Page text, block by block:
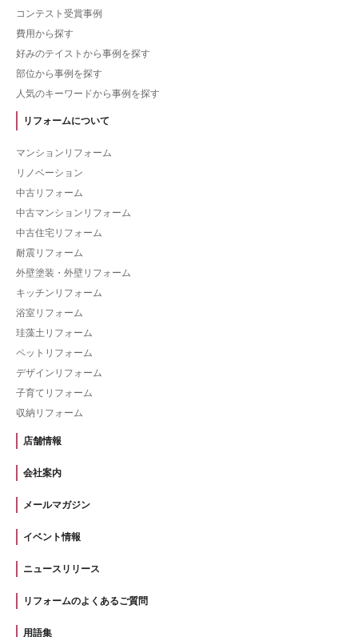
コンテスト受賞事例
費用から探す
好みのテイストから事例を探す
部位から事例を探す
人気のキーワードから事例を探す
リフォームについて
マンションリフォーム
リノベーション
中古リフォーム
中古マンションリフォーム
中古住宅リフォーム
耐震リフォーム
外壁塗装・外壁リフォーム
キッチンリフォーム
浴室リフォーム
珪藻土リフォーム
ペットリフォーム
デザインリフォーム
子育てリフォーム
収納リフォーム
店舗情報
会社案内
メールマガジン
イベント情報
ニュースリリース
リフォームのよくあるご質問
用語集